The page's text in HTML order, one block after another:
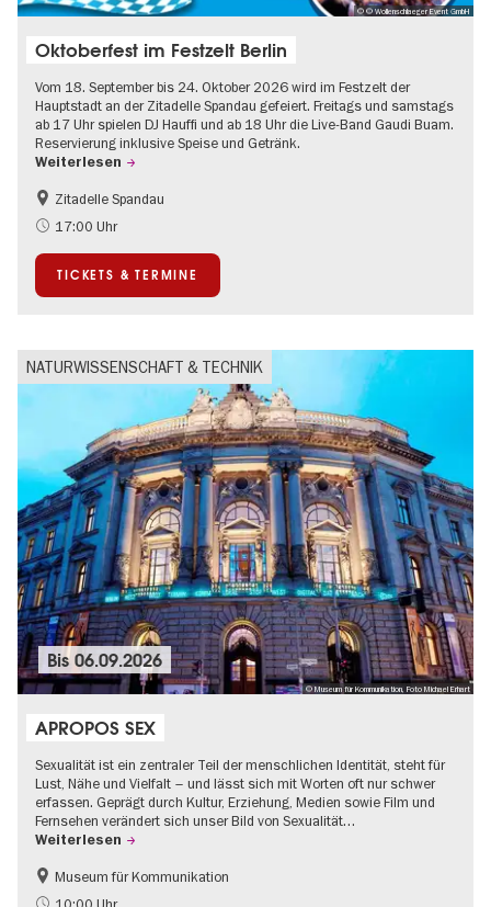
© © Wollenschlaeger Event GmbH
Oktoberfest im Festzelt Berlin
Vom 18. September bis 24. Oktober 2026 wird im Festzelt der
Hauptstadt an der Zitadelle Spandau gefeiert. Freitags und samstags
ab 17 Uhr spielen DJ Hauffi und ab 18 Uhr die Live-Band Gaudi Buam.
Reservierung inklusive Speise und Getränk.
Weiterlesen
Food
Going local Berlin
Zitadelle Spandau
17:00 Uhr
TICKETS & TERMINE
NATURWISSENSCHAFT & TECHNIK
© Museum für Kommunikation, Foto Michael Erhart
Bis06.09.2026
APROPOS SEX
Sexualität ist ein zentraler Teil der menschlichen Identität, steht für
Lust, Nähe und Vielfalt – und lässt sich mit Worten oft nur schwer
erfassen. Geprägt durch Kultur, Erziehung, Medien sowie Film und
Fernsehen verändert sich unser Bild von Sexualität…
Weiterlesen
Politik & Gesellschaft
Teenager
Museum für Kommunikation